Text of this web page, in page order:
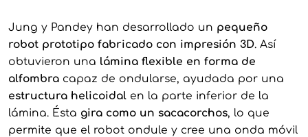
Jung y Pandey han desarrollado un pequeño
robot prototipo fabricado con impresión 3D. Así
obtuvieron una lámina flexible en forma de
alfombracapaz de ondularse, ayudada por una
estructura helicoidalen la parte inferior de la
lámina. Ésta gira como un sacacorchos, lo que
permite que el robot ondule y cree una onda móvil